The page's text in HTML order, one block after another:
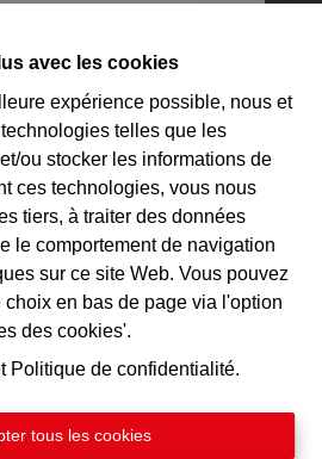
avec les cookies
expérience possible, nous et
telles que les
ou stocker les informations de
ces technologies, vous nous
tiers, à traiter des données
le comportement de navigation
sur ce site Web. Vous pouvez
en bas de page via l'option
des cookies'.
Politique de confidentialité.
tous les cookies
propose, ce bureau individuel
à proximité des grands axes. A
de Wavre, 10min de Grez-
La-Neuve! Excellente situation
d'environ 16 m², équipé d'un
Chauffage et WC individuel (à
voisin) Charges: forfaitaire de
et l'entretien de l'immeuble.
200€ (à charge du locataire).
disponible. Idéal pour lancer votre
bien en ligne
connaître la valeur de
dès maintenant une